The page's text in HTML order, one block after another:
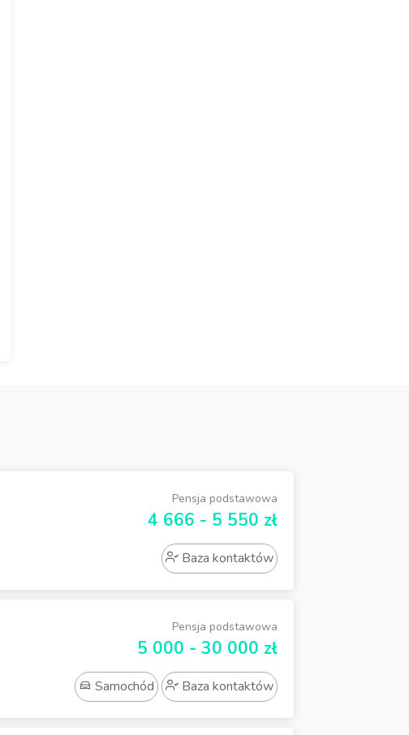
Pensja podstawowa
4 666 - 5 550 zł
Baza kontaktów
Pensja podstawowa
5 000 - 30 000 zł
Samochód Baza kontaktów